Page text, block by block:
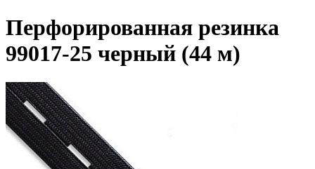
Перфорированная резинка
99017-25 черный (44 м)